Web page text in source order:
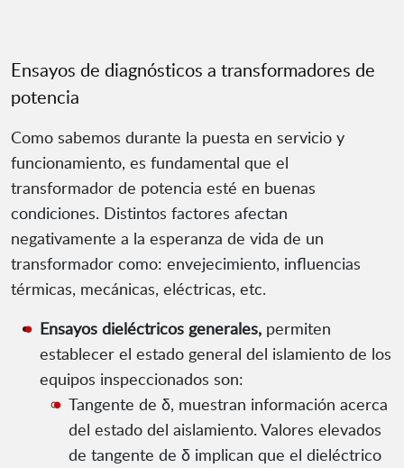
Ensayos de diagnósticos a transformadores de
potencia
Como sabemos durante la puesta en servicio y
funcionamiento, es fundamental que el
transformador de potencia esté en buenas
condiciones. Distintos factores afectan
negativamente a la esperanza de vida de un
transformador como: envejecimiento, influencias
térmicas, mecánicas, eléctricas, etc.
Ensayos dieléctricos generales, permiten
establecer el estado general del islamiento de los
equipos inspeccionados son:
Tangente de δ, muestran información acerca
del estado del aislamiento. Valores elevados
de tangente de δ implican que el dieléctrico